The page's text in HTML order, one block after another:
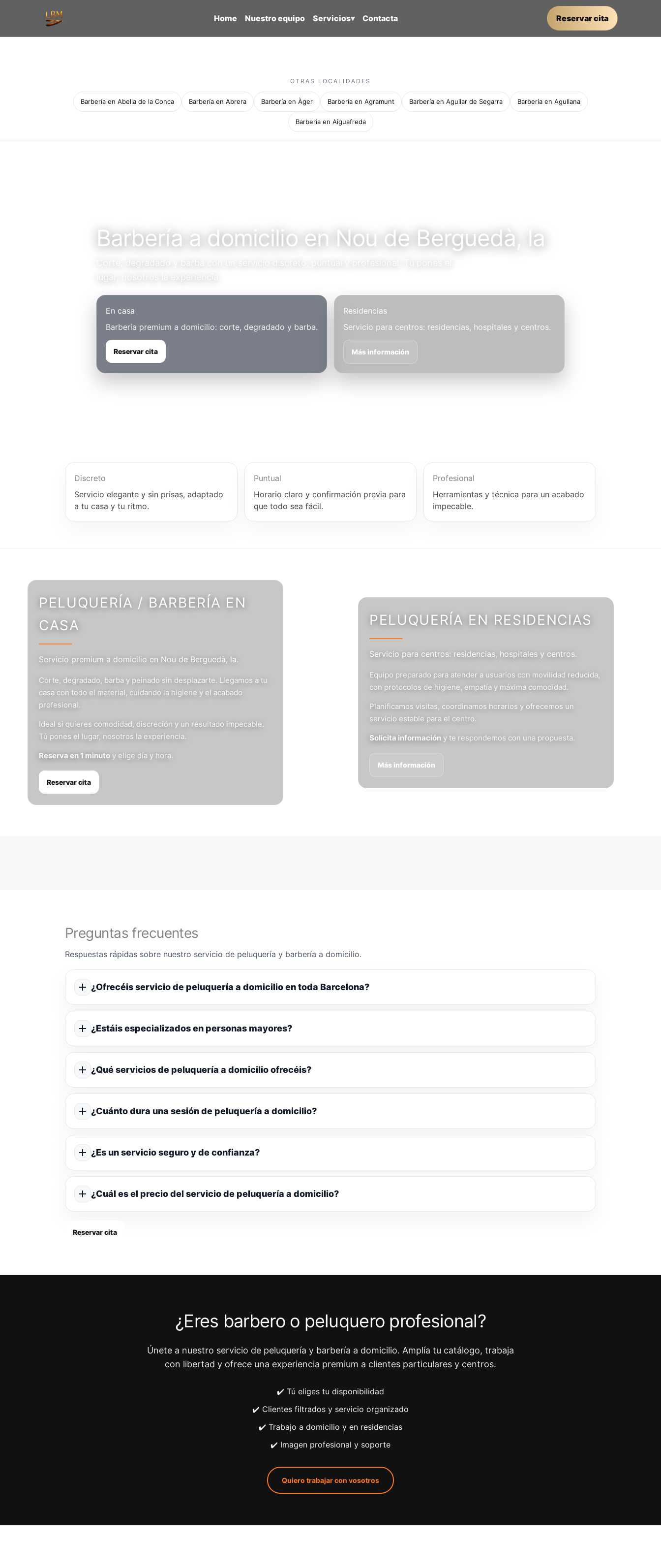
Home Nuestro equipo Servicios▾ Contacta Reservar cita
OTRAS LOCALIDADES
Barbería en Abella de la Conca Barbería en Abrera Barbería en Àger Barbería en Agramunt Barbería en Aguilar de Segarra Barbería en Agullana
Barbería en Aiguafreda
Barbería a domicilio en Nou de Berguedà, la
Corte, degradado y barba con un servicio discreto, puntual y profesional. Tú pones el
En casa
Barbería premium a domicilio: corte, degradado y barba.
Reservar cita
Residencias
Servicio para centros: residencias, hospitales y centros.
Más información
Discreto
Servicio elegante y sin prisas, adaptado
a tu casa y tu ritmo.
Puntual
Horario claro y confirmación previa para
que todo sea fácil.
Profesional
Herramientas y técnica para un acabado
impecable.
PELUQUERÍA / BARBERÍA EN
CASA
Servicio premium a domicilio en Nou de Berguedà, la.
Corte, degradado, barba y peinado sin desplazarte. Llegamos a tu
casa con todo el material, cuidando la higiene y el acabado
profesional.
Ideal si quieres comodidad, discreción y un resultado impecable.
Tú pones el lugar, nosotros la experiencia.
Reserva en 1 minuto y elige día y hora.
Reservar cita
PELUQUERÍA EN RESIDENCIAS
Servicio para centros: residencias, hospitales y centros.
Equipo preparado para atender a usuarios con movilidad reducida,
con protocolos de higiene, empatía y máxima comodidad.
Planificamos visitas, coordinamos horarios y ofrecemos un
servicio estable para el centro.
Solicita información y te respondemos con una propuesta.
Más información
Preguntas frecuentes
Respuestas rápidas sobre nuestro servicio de peluquería y barbería a domicilio.
¿Ofrecéis servicio de peluquería a domicilio en toda Barcelona?
¿Estáis especializados en personas mayores?
¿Qué servicios de peluquería a domicilio ofrecéis?
¿Cuánto dura una sesión de peluquería a domicilio?
¿Es un servicio seguro y de confianza?
¿Cuál es el precio del servicio de peluquería a domicilio?
Reservar cita
¿Eres barbero o peluquero profesional?
Únete a nuestro servicio de peluquería y barbería a domicilio. Amplía tu catálogo, trabaja
con libertad y ofrece una experiencia premium a clientes particulares y centros.
✔️ Tú eliges tu disponibilidad
✔️ Clientes filtrados y servicio organizado
✔️ Trabajo a domicilio y en residencias
✔️ Imagen profesional y soporte
Quiero trabajar con vosotros